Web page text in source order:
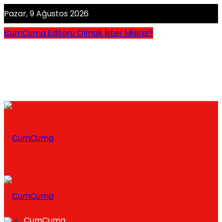
Pazar, 9 Ağustos 2026
CumCuma Editörü Olmak İster Misiniz?